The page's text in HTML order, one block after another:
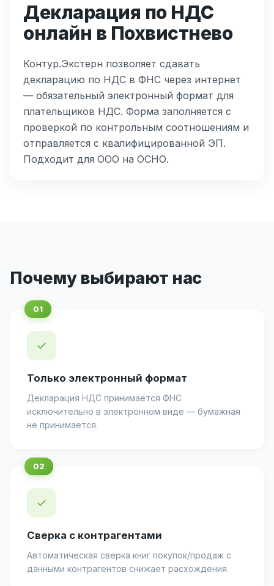
Декларация по НДС
онлайн в Похвистнево
Контур.Экстерн позволяет сдавать
декларацию по НДС в ФНС через интернет
— обязательный электронный формат для
плательщиков НДС. Форма заполняется с
проверкой по контрольным соотношениям и
отправляется с квалифицированной ЭП.
Подходит для ООО на ОСНО.
Почему выбирают нас
✓
Только электронный формат
Декларация НДС принимается ФНС
исключительно в электронном виде — бумажная
не принимается.
✓
Сверка с контрагентами
Автоматическая сверка книг покупок/продаж с
данными контрагентов снижает расхождения.